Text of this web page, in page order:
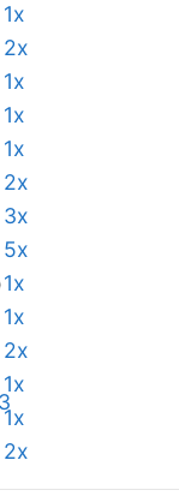
1x
2x
1x
1x
1x
2x
3x
5x
1x
1x
2x
1x
1x
2x